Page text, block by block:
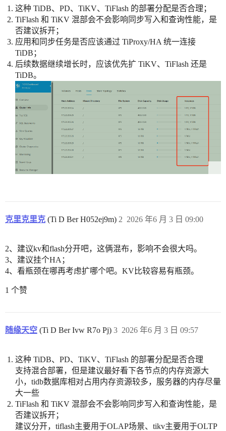
这种 TiDB、PD、TiKV、TiFlash 的部署分配是否合理；
TiFlash 和 TiKV 混部会不会影响同步写入和查询性能，是
否建议拆开；
应用和同步任务是否应该通过 TiProxy/HA 统一连接
TiDB；
后续数据继续增长时，应该优先扩 TiKV、TiFlash 还是
TiDB。
克里克里克 (Ti D Ber H052ej9m) 2026 年6 月 3 日 09:00
2
2、建议kv和flash分开吧，这俩混布，影响不会很大吗。
3、建议挂个HA；
4、看瓶颈在哪再考虑扩哪个吧。KV比较容易有瓶颈。
1 个赞
随缘天空 (Ti D Ber Ivw R7o Pj) 2026 年6 月 3 日 09:57
3
这种 TiDB、PD、TiKV、TiFlash 的部署分配是否合理
支持混合部署，但是建议最好看下各节点的内存资源大
小，tidb数据库相对占用内存资源较多，服务器的内存尽量
大一些
TiFlash 和 TiKV 混部会不会影响同步写入和查询性能，是
否建议拆开；
建议分开，tiflash主要用于OLAP场景、tikv主要用于OLTP